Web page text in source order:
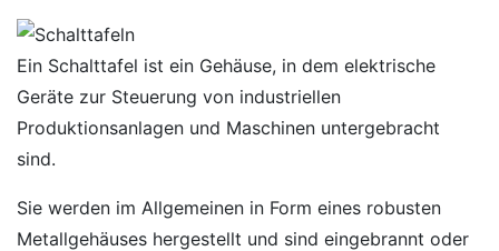
Ein Schalttafel ist ein Gehäuse, in dem elektrische
Geräte zur Steuerung von industriellen
Produktionsanlagen und Maschinen untergebracht
sind.
Sie werden im Allgemeinen in Form eines robusten
Metallgehäuses hergestellt und sind eingebrannt oder